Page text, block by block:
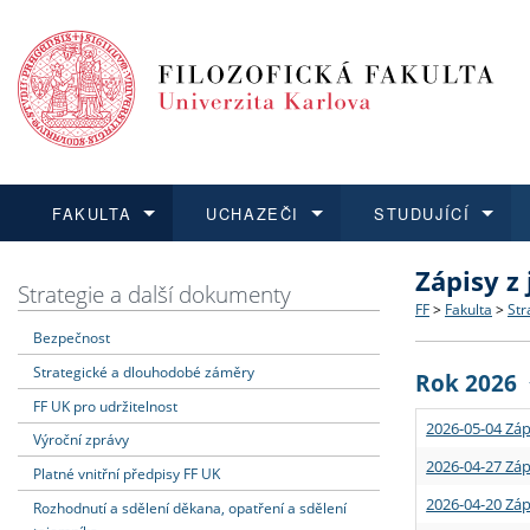
FAKULTA
Dozvědět se více
Struktura
Strategie
Podpora
UCHAZEČI
Podat přihlášku
Co
Učitelské
STUDUJÍCÍ
Dozvědět se více
Rigorózní
Dozvědět se více
O vědě a
Granty a
Dozvědět se více
Aktuální
Strategie a další dokumenty
Bezpečnost
Strategické a dlouhodobé záměry
FF UK pro udržitelnost
Výroční zprávy
Platné vnitřní předpisy FF UK
Rozhodnutí a sdělení děkana, opatření a sdělení
Zápisy
FF > Fakulta >
Rok 2026
2026-05-04
2026-04-27
2026-04-20